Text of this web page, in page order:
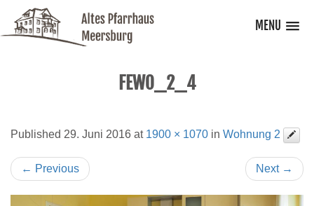
MENU
FEWO_2_4
Published 29. Juni 2016 at 1900 × 1070 in Wohnung 2
← Previous Next →